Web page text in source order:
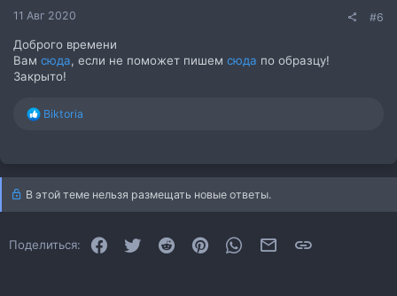
11 Авг 2020 #6
Доброго времени
Вам сюда, если не поможет пишем сюда по образцу!
Закрыто!
Р
Biktoria
В этой теме нельзя размещать новые ответы.
Поделиться: FacebookTwitter Reddit PinterestWhatsAppЭлектронная почта